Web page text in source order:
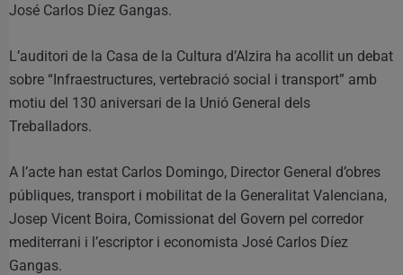
José Carlos Díez Gangas.
L’auditori de la Casa de la Cultura d’Alzira ha acollit un debat
sobre “Infraestructures, vertebració social i transport” amb
motiu del 130 aniversari de la Unió General dels
Treballadors.
A l’acte han estat Carlos Domingo, Director General d’obres
públiques, transport i mobilitat de la Generalitat Valenciana,
Josep Vicent Boira, Comissionat del Govern pel corredor
mediterrani i l’escriptor i economista José Carlos Díez
Gangas.